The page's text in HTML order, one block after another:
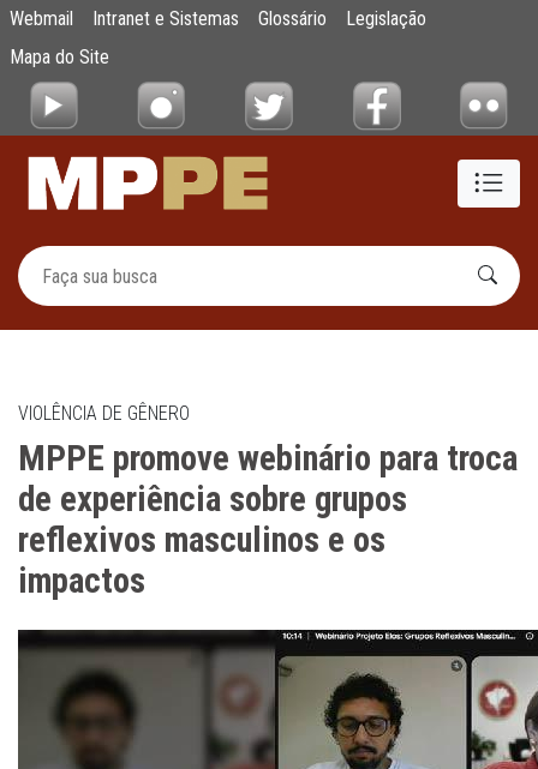
Pular para o Conteúdo principal
MPPE promove webinário para troca de
Webmail Intranet e Sistemas Glossário
Legislação
Mapa do Site
VIOLÊNCIA DE GÊNERO
MPPE promove webinário para troca
de experiência sobre grupos
reflexivos masculinos e os
impactos